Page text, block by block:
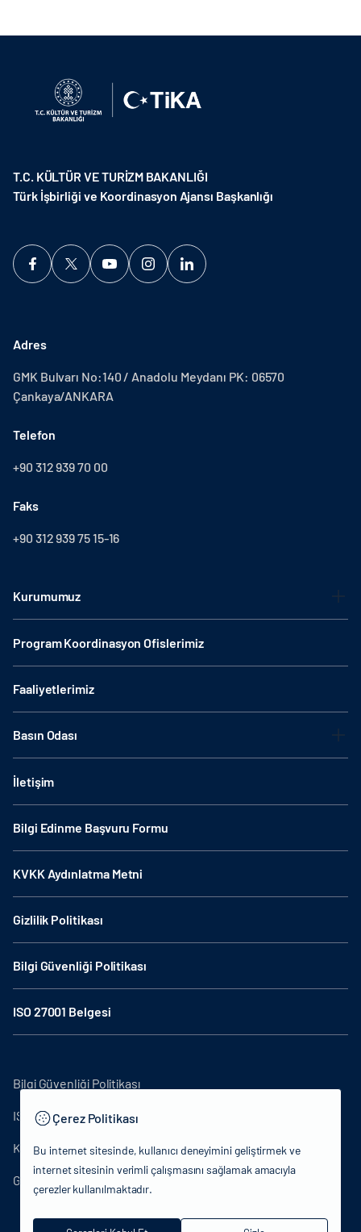
T.C. KÜLTÜR VE TURİZM BAKANLIĞI
Türk İşbirliği ve Koordinasyon Ajansı Başkanlığı
Adres
GMK Bulvarı No:140 / Anadolu Meydanı PK: 06570
Çankaya/ANKARA
Telefon
+90 312 939 70 00
Faks
+90 312 939 75 15-16
Kurumumuz
Program Koordinasyon Ofislerimiz
Faaliyetlerimiz
Basın Odası
İletişim
Bilgi Edinme Başvuru Formu
KVKK Aydınlatma Metni
Gizlilik Politikası
Bilgi Güvenliği Politikası
ISO 27001 Belgesi
Bilgi Güvenliği Politikası
ISO27001
KVKK Aydınlatma Metni
Gizlilik Politikası
Çerez Politikası
Bu internet sitesinde, kullanıcı deneyimini geliştirmek ve
internet sitesinin verimli çalışmasını sağlamak amacıyla
çerezler kullanılmaktadır.